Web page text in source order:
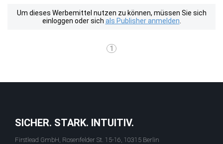
Um dieses Werbemittel nutzen zu können, müssen Sie sich
einloggen oder sich als Publisher anmelden
1
SICHER. STARK. INTUITIV.
Firstlead GmbH, Rosenfelder St. 15-16, 10315 Berlin